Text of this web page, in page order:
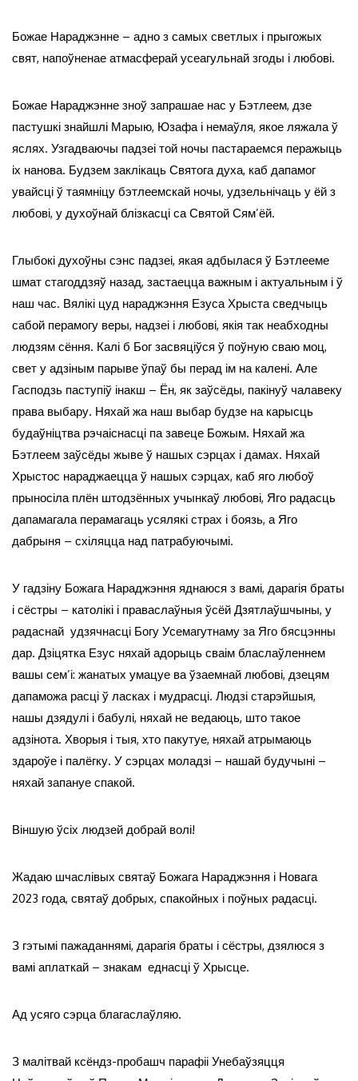
Божае Нараджэнне – адно з самых светлых і прыгожых
свят, напоўненае атмасферай усеагульнай згоды і любові.
Божае Нараджэнне зноў запрашае нас у Бэтлеем, дзе
пастушкі знайшлі Марыю, Юзафа і немаўля, якое ляжала ў
яслях. Узгадваючы падзеі той ночы пастараемся перажыць
іх нанова. Будзем заклікаць Святога духа, каб дапамог
увайсці ў таямніцу бэтлеемскай ночы, удзельнічаць у ёй з
любові, у духоўнай блізкасці са Святой Сям’ёй.
Глыбокі духоўны сэнс падзеі, якая адбылася ў Бэтлееме
шмат стагоддзяў назад, застаецца важным і актуальным і ў
наш час. Вялікі цуд нараджэння Езуса Хрыста сведчыць
сабой перамогу веры, надзеі і любові, якія так неабходны
людзям сёння. Калі б Бог засвяціўся ў поўную сваю моц,
свет у адзіным парыве ўпаў бы перад ім на калені. Але
Гасподзь паступіў інакш – Ён, як заўсёды, пакінуў чалавеку
права выбару. Няхай жа наш выбар будзе на карысць
будаўніцтва рэчаіснасці па завеце Божым. Няхай жа
Бэтлеем заўсёды жыве ў нашых сэрцах і дамах. Няхай
Хрыстос нараджаецца ў нашых сэрцах, каб яго любоў
прыносіла плён штодзённых учынкаў любові, Яго радасць
дапамагала перамагаць усялякі страх і боязь, а Яго
дабрыня – схіляцца над патрабуючымі.
У гадзіну Божага Нараджэння яднаюся з вамі, дарагія браты
і сёстры – католікі і праваслаўныя ўсёй Дзятлаўшчыны, у
радаснай удзячнасці Богу Усемагутнаму за Яго бясцэнны
дар. Дзіцятка Езус няхай адорыць сваім бласлаўленнем
вашы сем’і: жанатых умацуе ва ўзаемнай любові, дзецям
дапаможа расці ў ласках і мудрасці. Людзі старэйшыя,
нашы дзядулі і бабулі, няхай не ведаюць, што такое
адзінота. Хворыя і тыя, хто пакутуе, няхай атрымаюць
здароўе і палёгку. У сэрцах моладзі – нашай будучыні –
няхай запануе спакой.
Віншую ўсіх людзей добрай волі!
Жадаю шчаслівых святаў Божага Нараджэння і Новага
2023 года, святаў добрых, спакойных і поўных радасці.
З гэтымі пажаданнямі, дарагія браты і сёстры, дзялюся з
вамі аплаткай – знакам еднасці ў Хрысце.
Ад усяго сэрца благаслаўляю.
З малітвай ксёндз-пробашч парафіі Унебаўзяцця